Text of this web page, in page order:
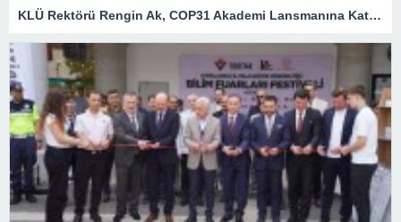
KLÜ Rektörü Rengin Ak, COP31 Akademi Lansmanına Katıldı